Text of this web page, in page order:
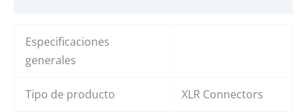
Especificaciones
generales
Tipo de producto XLR Connectors